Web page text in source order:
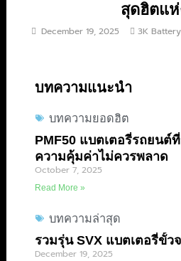
สุดฮิตแห่
December 19, 2025 3K Battery
บทความแนะนำ
บทความยอดฮิต
PMF50 แบตเตอรี่รถยนต์
ความคุ้มค่าไม่ควรพลาด
October 7, 2025
Read More »
บทความล่าสุด
รวมรุ่น SVX แบตเตอรี่ขั้
December 19, 2025